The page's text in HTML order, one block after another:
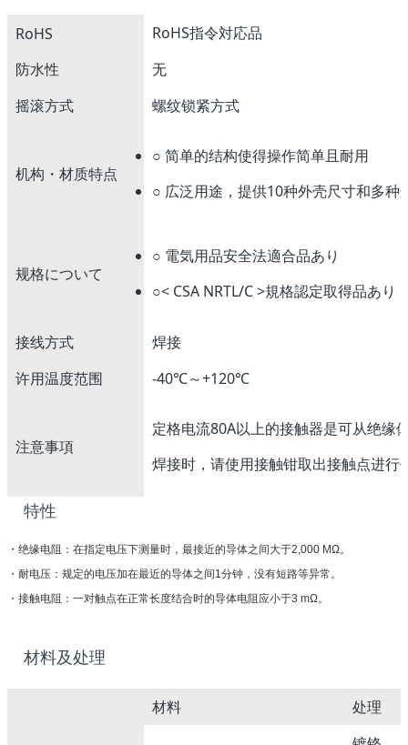
RoHS
RoHS指令対応品
防水性
无
摇滚方式
螺纹锁紧方式
机构・材质特点
○ 简单的结构使得操作简单且耐用
○ 広泛用途，提供10种外壳尺寸和多种
规格について
○ 電気用品安全法適合品あり
○< CSA NRTL/C >規格認定取得品あり
接线方式
焊接
许用温度范围
-40℃～+120℃
注意事項
定格电流80A以上的接触器是可从绝缘
焊接时，请使用接触钳取出接触点进行
特性
・绝缘电阻：在指定电压下测量时，最接近的导体之间大于2,000 MΩ。
・耐电压：规定的电压加在最近的导体之间1分钟，没有短路等异常。
・接触电阻：一对触点在正常长度结合时的导体电阻应小于3 mΩ。
材料及处理
材料 处理